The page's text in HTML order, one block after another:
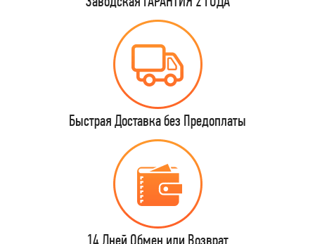
Быстрая Доставка без Предоплаты
14 Дней Обмен или Возврат